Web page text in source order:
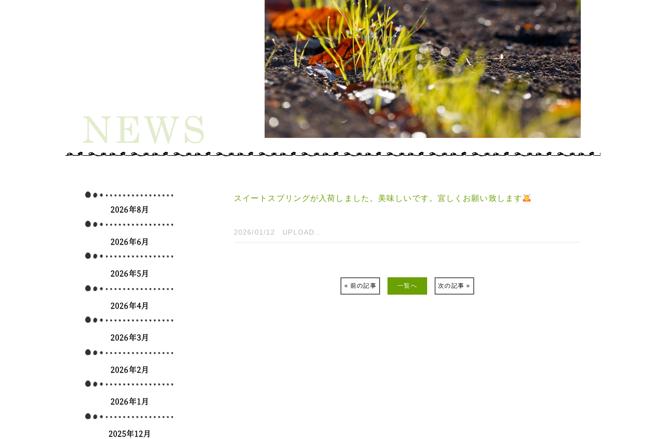
スイートスプリングが入荷しました。美味しいです。宜しくお願い致します
2026/01/12 UPLOAD...
« 前の記事 一覧へ 次の記事 »
2026年8月
2026年6月
2026年5月
2026年4月
2026年3月
2026年2月
2026年1月
2025年12月